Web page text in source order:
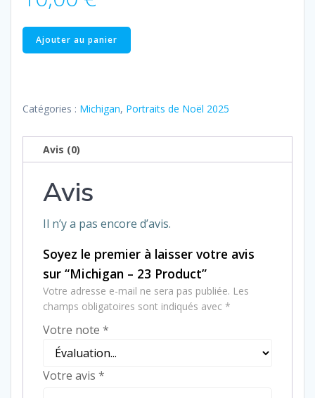
quantité
de
23
Ajouter au panier
Catégories : Michigan, Portraits de Noël 2025
Avis (0)
Avis
Il n’y a pas encore d’avis.
Soyez le premier à laisser votre avis
sur “Michigan – 23 Product”
Votre adresse e-mail ne sera pas publiée. Les
champs obligatoires sont indiqués avec *
Votre note *
Votre avis *